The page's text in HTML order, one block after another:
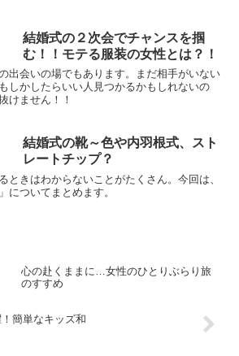
結婚式の２次会でチャンスを掴
む！！モテる服装の女性とは？！
出会いの場でもあります。まだ相手がいない
しかしたらいい人見つかるかもしれないの
けません！！
結婚式の靴～色や内羽根式、スト
レートチップ？
ときはわからないことがたくさん。今回は、
についてまとめます。
心の赴くままに…女性のひとりぶらり旅
のすすめ
簡単なキッズ和